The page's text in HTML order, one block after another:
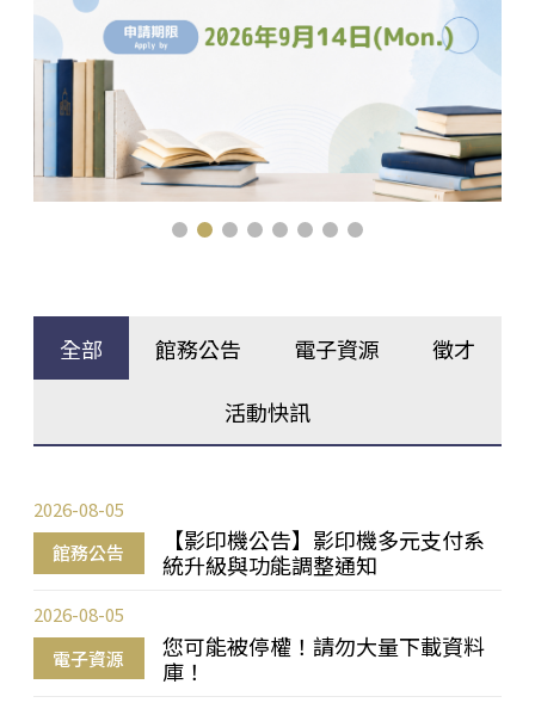
全部 館務公告 電子資源 徵才
活動快訊
館務公告
【影印機公告】影印機多元支付系
統升級與功能調整通知
2026-08-05
電子資源
您可能被停權！請勿大量下載資料
庫！
2026-08-05